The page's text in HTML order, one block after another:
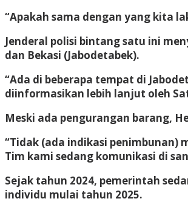
“Apakah sama dengan yang kita
Jenderal polisi bintang satu ini
dan Bekasi (Jabodetabek).
“Ada di beberapa tempat di
diinformasikan lebih lanjut oleh
Meski ada pengurangan barang,
“Tidak (ada indikasi penimbunan)
Tim kami sedang komunikasi di
Sejak tahun 2024, pemerintah
individu mulai tahun 2025.